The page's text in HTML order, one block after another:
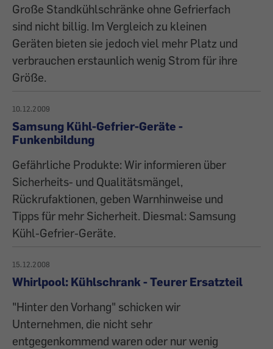
Große Standkühlschränke ohne Gefrierfach
sind nicht billig. Im Vergleich zu kleinen
Geräten bieten sie jedoch viel mehr Platz und
verbrauchen erstaunlich wenig Strom für ihre
Größe.
10.12.2009
Samsung Kühl-Gefrier-Geräte -
Funkenbildung
Gefährliche Produkte: Wir informieren über
Sicherheits- und Qualitätsmängel,
Rückrufaktionen, geben Warnhinweise und
Tipps für mehr Sicherheit. Diesmal: Samsung
Kühl-Gefrier-Geräte.
15.12.2008
Whirlpool: Kühlschrank - Teurer Ersatzteil
"Hinter den Vorhang" schicken wir
Unternehmen, die nicht sehr
entgegenkommend waren oder nur wenig